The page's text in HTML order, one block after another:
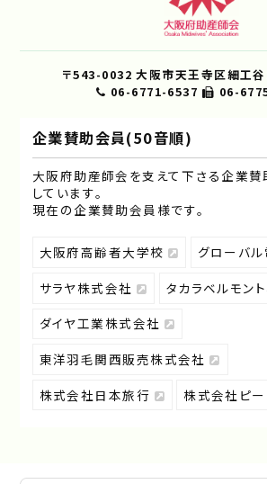
〒543-0032 大阪市天王寺区細工
06-6771-6537
06-
企業賛助会員(50音順)
大阪府助産師会を支えて下さる企業
しています｡
現在の企業賛助会員様です｡
大阪府高齢者大学校
グローバ
サラヤ株式会社
タカラベルモン
ダイヤ工業株式会社
東洋羽毛関西販売株式会社
株式会社日本旅行
株式会社ピ